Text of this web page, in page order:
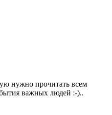
нужно прочитать всем
важных людей :-)..